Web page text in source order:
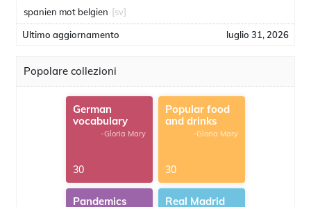
spanien mot belgien [sv]
Ultimo aggiornamento luglio 31, 2026
Popolare collezioni
German
vocabulary
-Gloria Mary
30
Popular food
and drinks
-Gloria Mary
30
Pandemics
Real Madrid